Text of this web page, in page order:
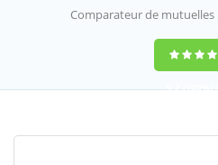
Comparateur de
9,2(100%)